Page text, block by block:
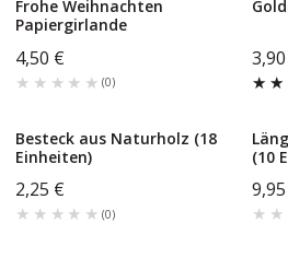
Frohe Weihnachten
Papiergirlande
4,50 €
★★★★★
★★★★★ (0)
Besteck aus Naturholz (18
Einheiten)
2,25 €
★★★★★
★★★★★ (0)
(10